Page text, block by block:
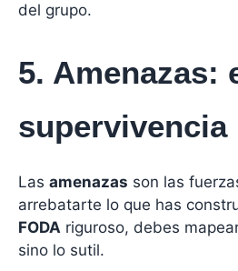
del grupo.
5. Amenazas:
supervivencia
Las amenazas son las
arrebatarte lo que has
FODA riguroso, debes
sino lo sutil.